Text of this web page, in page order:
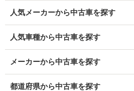
人気メーカーから中古車を探す
人気車種から中古車を探す
メーカーから中古車を探す
都道府県から中古車を探す